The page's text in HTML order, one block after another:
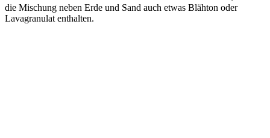
die Mischung neben Erde und Sand auch etwas Blähton oder
Lavagranulat enthalten.